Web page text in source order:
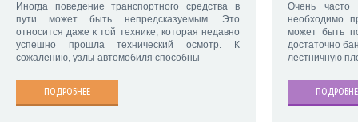
Иногда поведение транспортного средства в
пути может быть непредсказуемым. Это
относится даже к той технике, которая недавно
успешно прошла технический осмотр. К
сожалению, узлы автомобиля способны
ПОДРОБНЕЕ
Очень часто
необходимо
может быть
достаточно
лестничную